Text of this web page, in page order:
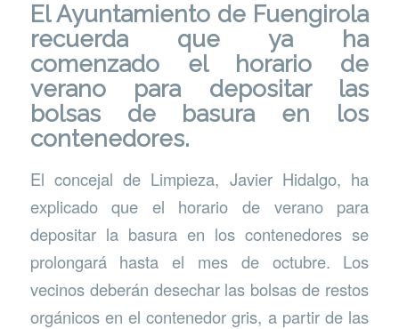
ElAyuntamiento de Fuengirola
recuerda que ya ha
comenzado el horario de
verano para depositar las
bolsas de basura en los
contenedores.
El concejal de Limpieza, Javier Hidalgo, ha
explicado que el horario de verano para
depositar la basura en los contenedores se
prolongará hasta el mes de octubre. Los
vecinos deberán desechar las bolsas de restos
orgánicos en el contenedor gris, a partir de las